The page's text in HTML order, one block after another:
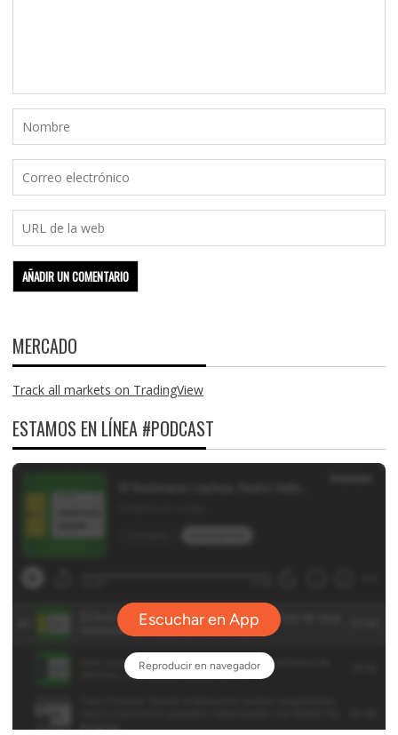
MERCADO
Track all markets on TradingView
ESTAMOS EN LÍNEA #PODCAST